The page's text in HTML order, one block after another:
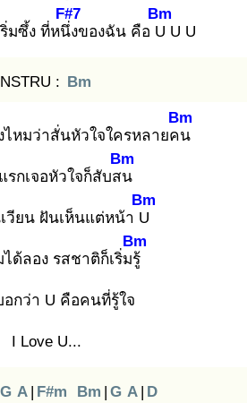
ริ่มซึ้ง ที่หนึ่ง
F#7
ของฉัน คือ U
Bm
U U
: Bm
ไหมว่าสั่นหัวใจใครหลายคน
Bm
รกเจอหัวใจก็สับสน
Bm
วียน ฝันเห็นแต่หน้า U
Bm
ด้ลอง รสชาติก็เริ่มรู้
Bm
อกว่า U คือคนที่รู้ใจ
I Love U...
G A | F#m Bm | G A | D